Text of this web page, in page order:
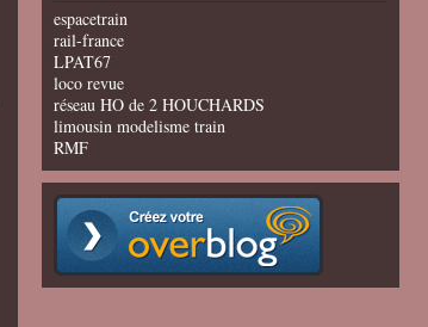
espacetrain
rail-france
LPAT67
loco revue
réseau HO de 2 HOUCHARDS
limousin modelisme train
RMF